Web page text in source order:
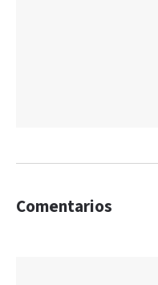
Comentarios